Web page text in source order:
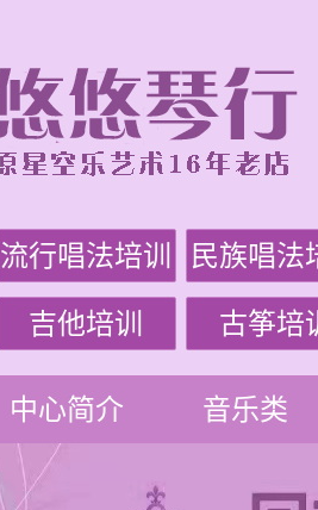
流行唱法培训 民族唱法
吉他培训 古筝培
中心简介 音乐类